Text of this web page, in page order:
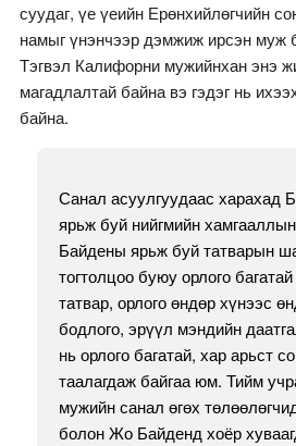
суудаг, үе үеийн Ерөнхийлөгчийн
намыг үнэнчээр дэмжиж ирсэн
Тэгвэл Калифорни мужийнхан энэ
магадлалтай байна вэ гэдэг нь
байна.
Санал асуулгуудаас харахад
ярьж буй нийгмийн
Байдены ярьж буй татварын
тогтолцоо буюу орлого
татвар, орлого өндөр хүнээс
бодлого, эрүүл мэндийн
нь орлого багатай, хар арьст
таалагдаж байгаа юм. Тийм
мужийн санал өгөх
болон Жо Байденд хоёр